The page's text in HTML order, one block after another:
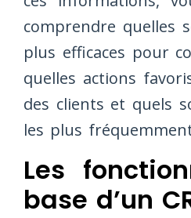
comprendre quelles
plus efficaces pour
quelles actions
des clients et quels
les plus
Les
base d’un